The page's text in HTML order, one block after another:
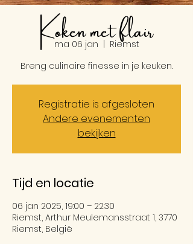
Koken met flair
ma 06 jan
Riemst
Breng culinaire finesse in je keuken.
Registratie is afgesloten
Andere evenementen
bekijken
Tijd en locatie
06 jan 2025, 19:00 – 22:30
Riemst, Arthur Meulemansstraat 1, 3770
Riemst, België